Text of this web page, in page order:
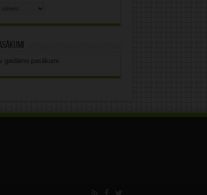
gaidāmo pasākumi.